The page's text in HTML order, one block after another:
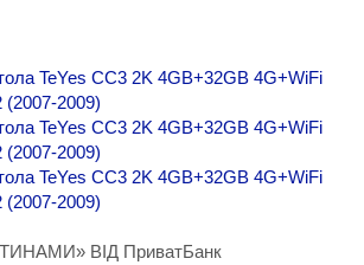
ВІД ПриватБанк